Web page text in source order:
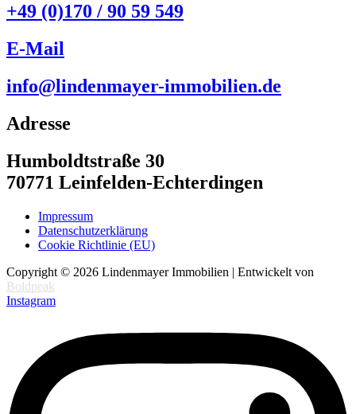
+49 (0)170 / 90 59 549
E-Mail
info@lindenmayer-immobilien.de
Adresse
Humboldtstraße 30
70771 Leinfelden-Echterdingen
Impressum
Datenschutzerklärung
Cookie Richtlinie (EU)
Copyright © 2026 Lindenmayer Immobilien | Entwickelt von
Boldpeak
Instagram